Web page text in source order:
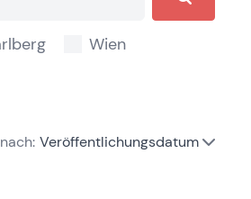
Wien
Veröffentlichungsdatum